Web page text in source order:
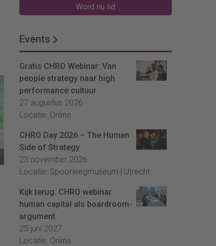
Word nu lid
Events
Gratis CHRO Webinar: Van
people strategy naar high
performance cultuur
27 augustus 2026
Locatie: Online
CHRO Day 2026 – The Human
Side of Strategy
23 november 2026
Locatie: Spoorwegmuseum | Utrecht
Kijk terug: CHRO webinar
human capital als boardroom-
argument
25 juni 2027
Locatie: Online